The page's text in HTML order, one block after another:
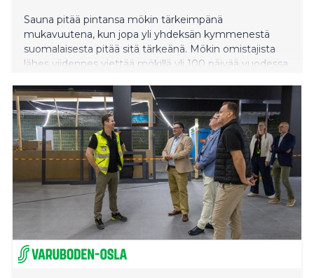
Sauna pitää pintansa mökin tärkeimpänä
mukavuutena, kun jopa yli yhdeksän kymmenestä
suomalaisesta pitää sitä tärkeänä. Mökin omistajista
lähes viidennes viettää mökillä yli 100 päivää vuodessa,
vähemmän aikaa, selviää S-Pankin Mökkikyselystä.
Pankin asiantuntija kehottaa mökkiä harkitsevia
puntaroimaan mökkihaaveitaan ja mökillä vietettävää
aikaa realistisesti sopivan mökin löytämiseksi.